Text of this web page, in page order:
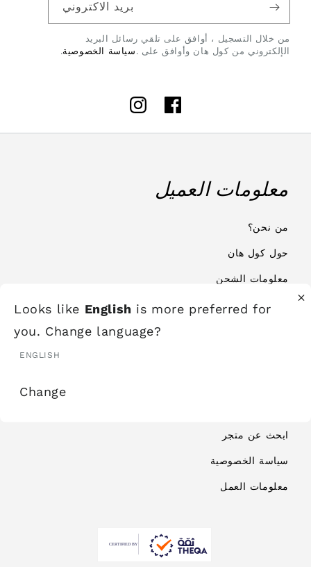
بريد الاكتروني
من خلال التسجيل ، أوافق على تلقي رسائل البريد
الإلكتروني من كول هان وأوافق على . سياسة الخصوصية.
InstagramFacebook
معلومات العميل
من نحن؟
حول كول هان
معلومات الشحن
الاستبدال والاسترجاع
ابحث عن متجر
سياسة الخصوصية
معلومات العمل
Looks like English is more preferred for
you. Change language?
ENGLISH
Change